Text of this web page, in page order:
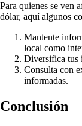
Para quienes se ven
dólar, aquí algunos
Mantente
local como
Diversifica tus
Consulta con
informadas.
Conclusión